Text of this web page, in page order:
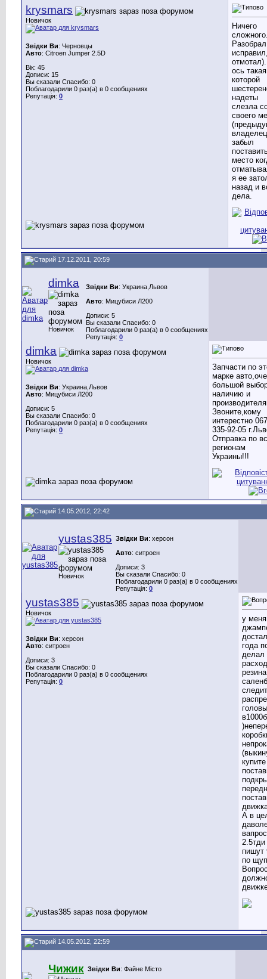
krysmars
Новичок
Звідки Ви: Черновцы
Авто: Citroen Jumper 2.5D
Вік: 45
Дописи: 15
Вы сказали Спасибо: 0
Поблагодарили 0 раз(а) в 0 сообщениях
Репутація: 0
Ничего
ось
которой
надеты
слезла
своего
владелец
забыл
место
я ее
назад и
дела.
17.12.2011, 20:59
dimka
Новичок
Звідки Ви: Украина,Львов
Авто: Мицубиси Л200
Дописи: 5
Вы сказали Спасибо: 0
Поблагодарили 0 раз(а) в 0 сообщениях
Репутація: 0
dimka
Новичок
Звідки Ви: Украина,Львов
Авто: Мицубиси Л200
Дописи: 5
Вы сказали Спасибо: 0
Поблагодарили 0 раз(а) в 0 сообщениях
Репутація: 0
Запчасти по
марке
большой
наличию и
Звоните,кому
интерестно 067
335-92-05
Отправка по
регионам
Украины!!!
14.05.2012, 22:42
yustas385
Новичок
Звідки Ви: херсон
Авто: ситроен
Дописи: 3
Вы сказали Спасибо: 0
Поблагодарили 0 раз(а) в 0 сообщениях
Репутація: 0
yustas385
Новичок
Звідки Ви: херсон
Авто: ситроен
Дописи: 3
Вы сказали Спасибо: 0
Поблагодарили 0 раз(а) в 0 сообщениях
Репутація: 0
у
года
делал
А в
пишут
по
14.05.2012, 22:59
Чижик Звідки Ви: Файне Місто